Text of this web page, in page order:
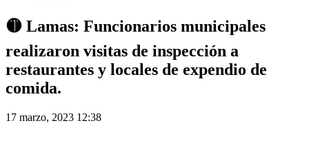
🟡 Lamas: Funcionarios municipales
realizaron visitas de inspección a
restaurantes y locales de expendio de
comida.
17 marzo, 2023 12:38